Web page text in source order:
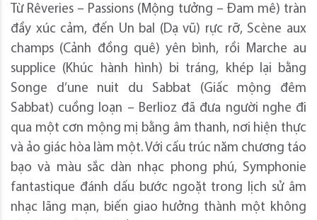
Từ Rêveries – Passions (Mộng tưởng – Đam mê) tràn
đầy xúc cảm, đến Un bal (Dạ vũ) rực rỡ, Scène aux
champs (Cảnh đồng quê) yên bình, rồi Marche au
supplice (Khúc hành hình) bi tráng, khép lại bằng
Songe d’une nuit du Sabbat (Giấc mộng đêm
Sabbat) cuồng loạn – Berlioz đã đưa người nghe đi
qua một cơn mộng mị bằng âm thanh, nơi hiện thực
và ảo giác hòa làm một. Với cấu trúc năm chương táo
bạo và màu sắc dàn nhạc phong phú, Symphonie
fantastique đánh dấu bước ngoặt trong lịch sử âm
nhạc lãng mạn, biến giao hưởng thành một không